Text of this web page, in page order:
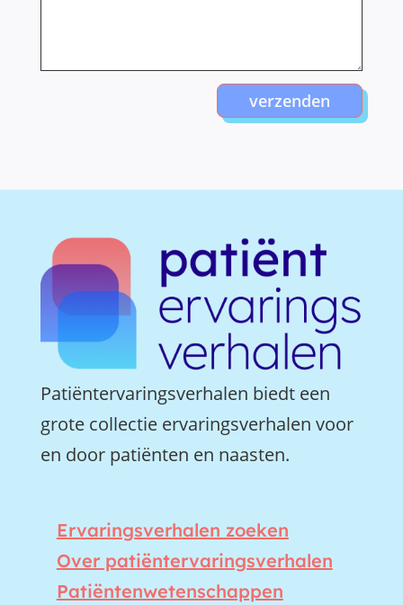
verzenden
Patiëntervaringsverhalen biedt een
grote collectie ervaringsverhalen voor
en door patiënten en naasten.
Ervaringsverhalen zoeken
Over patiëntervaringsverhalen
Patiëntenwetenschappen